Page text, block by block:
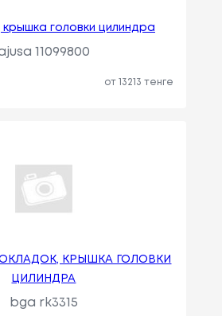
крышка головки цилиндра
11099800
от 13213 тенге
КРЫШКА ГОЛОВКИ
ЦИЛИНДРА
bga rk3315